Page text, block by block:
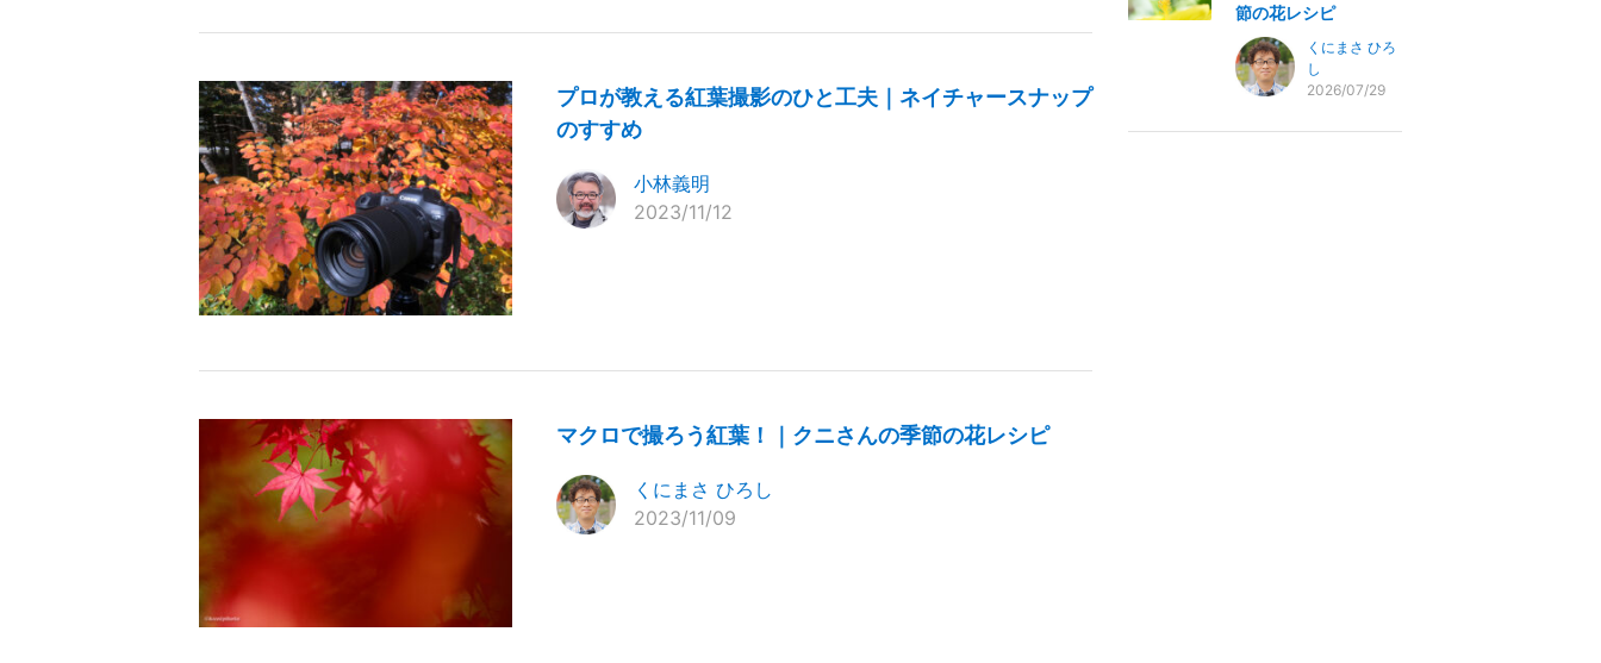
プロが教える紅葉撮影のひと工夫｜ネイチャースナップ
のすすめ
小林義明
2023/11/12
マクロで撮ろう紅葉！｜クニさんの季節の花レシピ
くにまさ ひろし
2023/11/09
節の花レシピ
くにまさ ひろ
し
2026/07/29